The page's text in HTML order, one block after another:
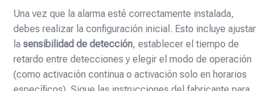
Una vez que la alarma esté correctamente instalada,
debes realizar la configuración inicial. Esto incluye ajustar
lasensibilidad de detección, establecer el tiempo de
retardo entre detecciones y elegir el modo de operación
(como activación continua o activación solo en horarios